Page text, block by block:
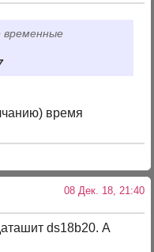
временные
время
08 Дек. 18, 21:40
ds18b20. А